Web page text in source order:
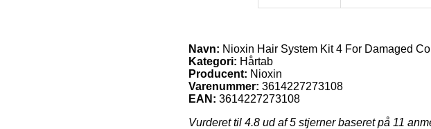
Navn: Nioxin Hair System Kit 4 For Damaged
Kategori: Hårtab
Producent: Nioxin
Varenummer: 3614227273108
EAN: 3614227273108
Vurderet til 4.8 ud af 5 stjerner baseret på 11